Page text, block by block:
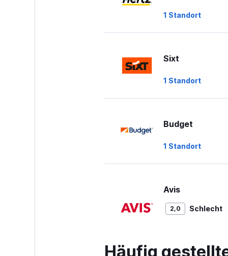
1 Standort
Sixt
1 Standort
Budget
1 Standort
Avis
2,0
Schlecht
Häufig